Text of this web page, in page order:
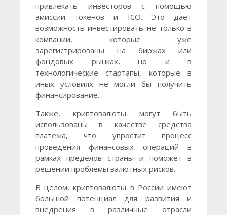
привлекать инвесторов с помощью
эмиссии токенов и ICO. Это дает
возможность инвестировать не только в
компании, которые уже
зарегистрированы на биржах или
фондовых рынках, но и в
технологические стартапы, которые в
иных условиях не могли бы получить
финансирование.
Также, криптовалюты могут быть
использованы в качестве средства
платежа, что упростит процесс
проведения финансовых операций в
рамках пределов страны и поможет в
решении проблемы валютных рисков.
В целом, криптовалюты в России имеют
большой потенциал для развития и
внедрения в различные отрасли